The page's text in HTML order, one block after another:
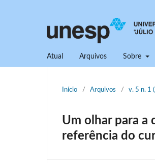
Atual Arquivos Sobre
Início / Arquivos / v. 5 n. 1
Um olhar para a
referência do